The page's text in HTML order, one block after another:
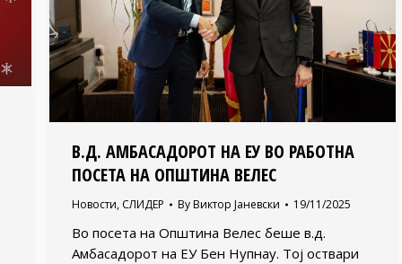
В.Д. АМБАСАДОРОТ НА ЕУ ВО РАБОТНА
ПОСЕТА НА ОПШТИНА ВЕЛЕС
Новости, СЛИДЕР By Виктор Јаневски 19/11/2025
Во посета на Општина Велес беше в.д.
Амбасадорот на ЕУ Бен Нупнау. Тој оствари